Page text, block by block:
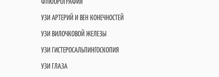
УЗИ АРТЕРИЙ И ВЕН КОНЕЧНОСТЕЙ
УЗИ ВИЛОЧКОВОЙ ЖЕЛЕЗЫ
УЗИ ГИСТЕРОСАЛЬПИНГОСКОПИЯ
УЗИ ГЛАЗА